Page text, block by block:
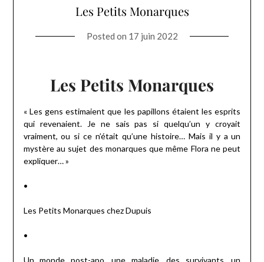
Les Petits Monarques
Posted on 17 juin 2022
Les Petits Monarques
« Les gens estimaient que les papillons étaient les esprits
qui revenaient. Je ne sais pas si quelqu’un y croyait
vraiment, ou si ce n’était qu’une histoire… Mais il y a un
mystère au sujet des monarques que même Flora ne peut
expliquer… »
•
Les Petits Monarques chez Dupuis
•
Un monde post-apo, une maladie, des survivants, un